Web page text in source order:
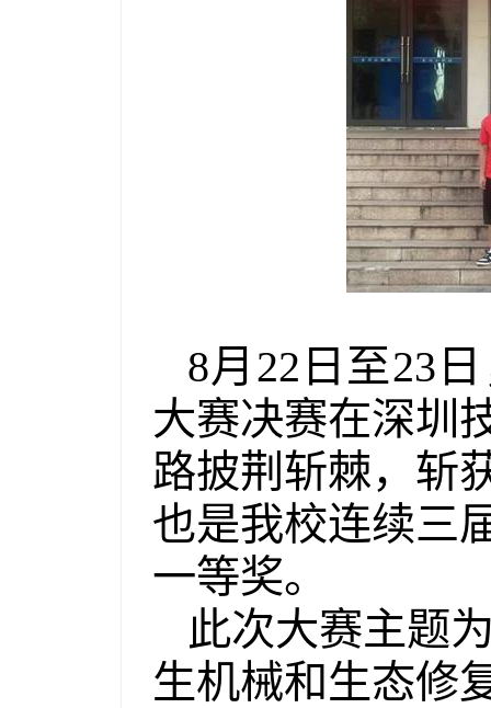
8月 22 日至23
大赛决赛在深圳
路披荆斩棘，斩
也是我校连续三
一等奖。
此次大赛主题
生机械和生态修